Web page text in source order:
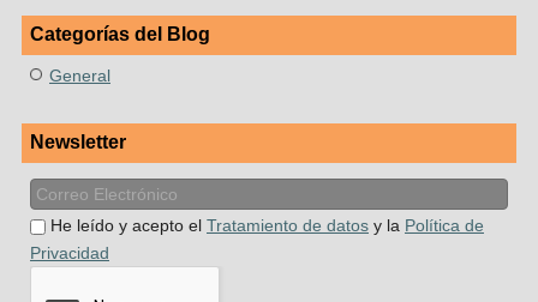
Categorías del Blog
General
Newsletter
He leído y acepto el Tratamiento de datos y la Política de
Privacidad